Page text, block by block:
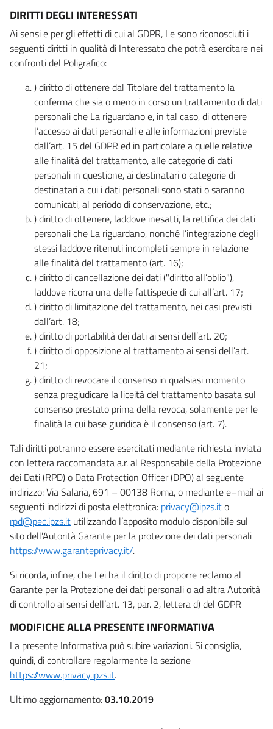
DIRITTI DEGLI INTERESSATI
Ai sensi e per gli effetti di cui al GDPR, Le sono riconosciuti i
seguenti diritti in qualità di Interessato che potrà esercitare nei
confronti del Poligrafico:
) diritto di ottenere dal Titolare del trattamento la
conferma che sia o meno in corso un trattamento di dati
personali che La riguardano e, in tal caso, di ottenere
l’accesso ai dati personali e alle informazioni previste
dall’art. 15 del GDPR ed in particolare a quelle relative
alle finalità del trattamento, alle categorie di dati
personali in questione, ai destinatari o categorie di
destinatari a cui i dati personali sono stati o saranno
comunicati, al periodo di conservazione, etc.;
) diritto di ottenere, laddove inesatti, la rettifica dei dati
personali che La riguardano, nonché l’integrazione degli
stessi laddove ritenuti incompleti sempre in relazione
alle finalità del trattamento (art. 16);
) diritto di cancellazione dei dati ("diritto all’oblio"),
laddove ricorra una delle fattispecie di cui all’art. 17;
) diritto di limitazione del trattamento, nei casi previsti
dall’art. 18;
) diritto di portabilità dei dati ai sensi dell’art. 20;
) diritto di opposizione al trattamento ai sensi dell’art.
21;
) diritto di revocare il consenso in qualsiasi momento
senza pregiudicare la liceità del trattamento basata sul
consenso prestato prima della revoca, solamente per le
finalità la cui base giuridica è il consenso (art. 7).
Tali diritti potranno essere esercitati mediante richiesta inviata
con lettera raccomandata a.r. al Responsabile della Protezione
dei Dati (RPD) o Data Protection Officer (DPO) al seguente
indirizzo: Via Salaria, 691 – 00138 Roma, o mediante e–mail ai
seguenti indirizzi di posta elettronica: privacy@ipzs.ito
rpd@pec.ipzs.it utilizzando l’apposito modulo disponibile sul
sito dell’Autorità Garante per la protezione dei dati personali
https://www.garanteprivacy.it/.
Si ricorda, infine, che Lei ha il diritto di proporre reclamo al
Garante per la Protezione dei dati personali o ad altra Autorità
di controllo ai sensi dell’art. 13, par. 2, lettera d) del GDPR
MODIFICHE ALLA PRESENTE INFORMATIVA
La presente Informativa può subire variazioni. Si consiglia,
quindi, di controllare regolarmente la sezione
https://www.privacy.ipzs.it.
Ultimo aggiornamento:03.10.2019